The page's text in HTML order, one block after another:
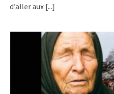
d’aller aux [...]